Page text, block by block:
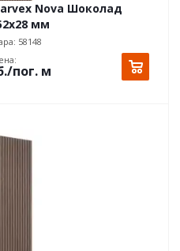
Nova Шоколад
мм
58148
/пог. м